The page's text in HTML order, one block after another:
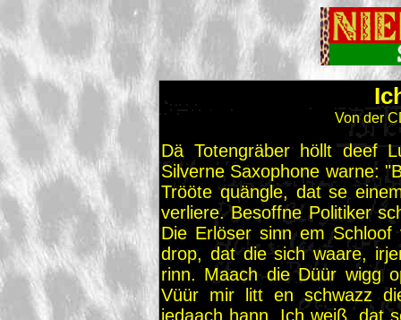
Von der
Dä Totengräber höllt deef
Silverne Saxophone warne:
Trööte quängle, dat se
verliere. Besoffne Politiker
Die Erlöser sinn em
drop, dat die sich waare,
rinn. Maach die Düür wigg
Vüür mir litt en schwazz
jedaach hann. Ich weiß, dat